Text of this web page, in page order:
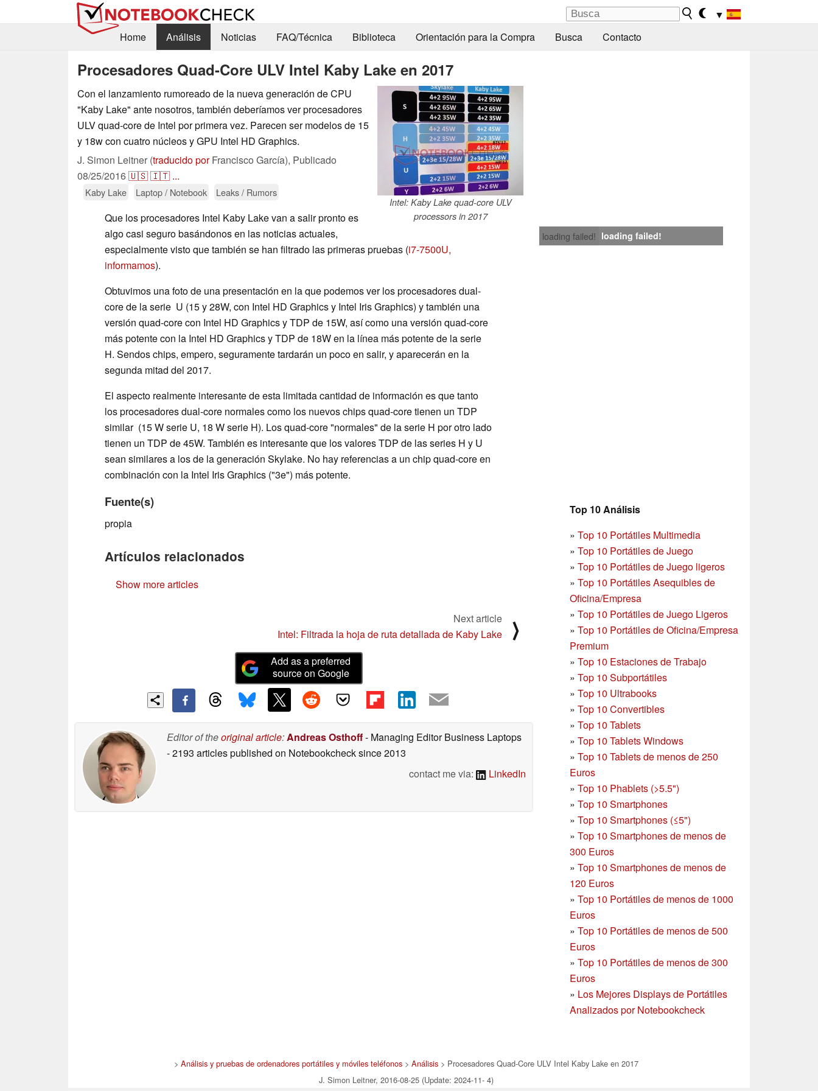
▼
Home
Análisis Noticias FAQ/Técnica Biblioteca Orientación para la Compra Busca Contacto
Procesadores Quad-Core ULV Intel Kaby Lake en 2017
Intel: Kaby Lake quad-core ULV
processors in 2017
Con el lanzamiento rumoreado de la nueva generación de CPU
"Kaby Lake" ante nosotros, también deberíamos ver procesadores
ULV quad-core de Intel por primera vez. Parecen ser modelos de 15
y 18w con cuatro núcleos y GPU Intel HD Graphics.
J. Simon Leitner (traducido porFrancisco García), Publicado
08/25/2016🇺🇸🇮🇹 ...
Kaby Lake Laptop / Notebook Leaks / Rumors
loading failed! loading failed!
Que los procesadores Intel Kaby Lake van a salir pronto es
algo casi seguro basándonos en las noticias actuales,
especialmente visto que también se han filtrado las primeras pruebas (i7-7500U,
informamos).
Obtuvimos una foto de una presentación en la que podemos ver los procesadores dual-
core de la serie U (15 y 28W, con Intel HD Graphics y Intel Iris Graphics) y también una
versión quad-core con Intel HD Graphics y TDP de 15W, así como una versión quad-core
más potente con la Intel HD Graphics y TDP de 18W en la línea más potente de la serie
H. Sendos chips, empero, seguramente tardarán un poco en salir, y aparecerán en la
segunda mitad del 2017.
El aspecto realmente interesante de esta limitada cantidad de información es que tanto
los procesadores dual-core normales como los nuevos chips quad-core tienen un TDP
similar (15 W serie U, 18 W serie H). Los quad-core "normales" de la serie H por otro lado
tienen un TDP de 45W. También es interesante que los valores TDP de las series H y U
sean similares a los de la generación Skylake. No hay referencias a un chip quad-core en
combinación con la Intel Iris Graphics ("3e") más potente.
Top 10 Análisis
» Top 10 Portátiles Multimedia
» Top 10 Portátiles de Juego
» Top 10 Portátiles de Juego ligeros
» Top 10 Portátiles Asequibles de
Oficina/Empresa
» Top 10 Portátiles de Juego Ligeros
» Top 10 Portátiles de Oficina/Empresa
Premium
» Top 10 Estaciones de Trabajo
» Top 10 Subportátiles
» Top 10 Ultrabooks
» Top 10 Convertibles
» Top 10 Tablets
» Top 10 Tablets Windows
» Top 10 Tablets de menos de 250
Euros
» Top 10 Phablets (>5.5")
» Top 10 Smartphones
» Top 10 Smartphones (≤5")
» Top 10 Smartphones de menos de
300 Euros
» Top 10 Smartphonesde menos de
120 Euros
» Top 10 Portátiles de menos de 1000
Euros
» Top 10 Portátiles de menos de 500
Euros
» Top 10 Portátiles de menos de 300
Euros
» Los Mejores Displays de Portátiles
Analizados por Notebookcheck
Fuente(s)
propia
Artículos relacionados
Show more articles
Next article
Intel: Filtrada la hoja de ruta detallada de Kaby Lake
⟩
Add as a preferred
source on Google
Editor of theoriginal article:Andreas Osthoff- Managing Editor Business Laptops
- 2193 articles published on Notebookchecksince 2013
contact me via:
LinkedIn
> Análisis y pruebas de ordenadores portátiles y móviles teléfonos> Análisis> Procesadores Quad-Core ULV Intel Kaby Lake en 2017
J. Simon Leitner, 2016-08-25 (Update: 2024-11- 4)